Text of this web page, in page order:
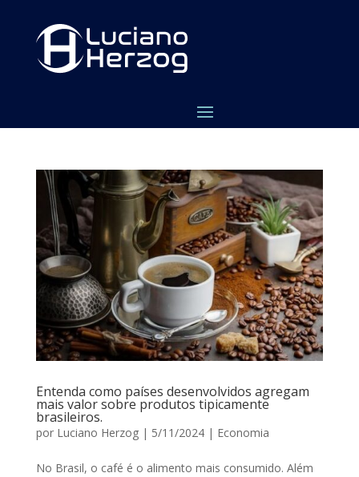
Entenda como países desenvolvidos agregam
mais valor sobre produtos tipicamente
brasileiros.
por Luciano Herzog| 5/11/2024| Economia
No Brasil, o café é o alimento mais consumido. Além